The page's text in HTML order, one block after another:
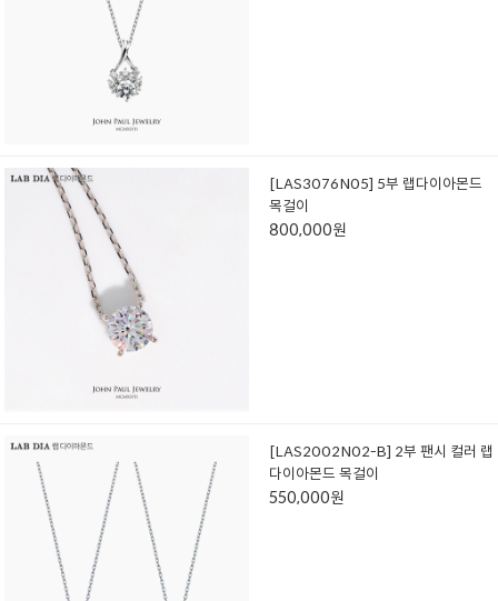
[LAS3076N05] 5부 랩다이아몬드
목걸이
800,000원
[LAS2002N02-B] 2부 팬시 컬러 랩
다이아몬드 목걸이
550,000원